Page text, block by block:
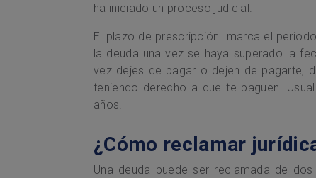
ha iniciado un proceso judicial.
El plazo de prescripción marca el
la deuda una vez se haya superado la
vez dejes de pagar o dejen de pagarte,
teniendo derecho a que te paguen.
años.
¿Cómo reclamar
Una deuda puede ser reclamada de